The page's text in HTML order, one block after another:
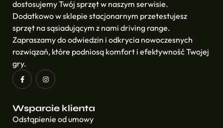
dostosujemy Twój sprzęt w naszym serwisie.
Dodatkowo w sklepie stacjonarnym przetestujesz
sprzęt na sąsiadującym z nami driving range.
Zapraszamy do odwiedzin i odkrycia nowoczesnych
rozwiązań, które podniosą komfort i efektywność Twojej
gry.
Wsparcie klienta
Odstąpienie od umowy